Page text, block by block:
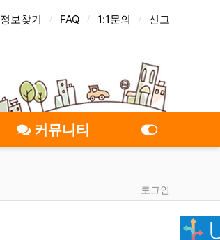
정보찾기 FAQ 1:1문의 신고
커뮤니티
로그인